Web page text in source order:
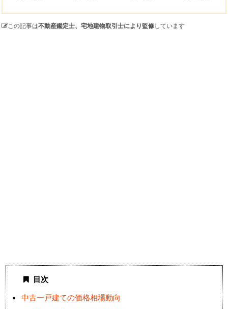
この記事は不動産鑑定士、宅地建物取引士により監修しています
目次
中古一戸建ての価格相場動向